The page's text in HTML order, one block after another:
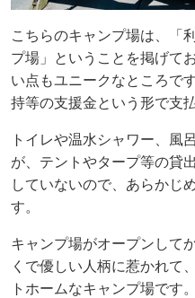
こちらのキャンプ場は、「
プ場」ということを掲げて
い点もユニークなところで
持等の支援金という形で支
トイレや温水シャワー、風
が、テントやタープ等の貸
していないので、あらかじ
す。
キャンプ場がオープンして
くで優しい人柄に惹かれて
トホームなキャンプ場です。